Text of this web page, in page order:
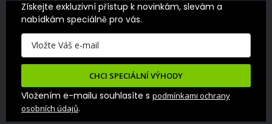
Získejte exkluzivní přístup k novinkám, slevám a
nabídkám speciálně pro vás.
CHCI SPECIÁLNÍ VÝHODY
Vložením e-mailu souhlasíte s podmínkami ochrany
osobních údajů.